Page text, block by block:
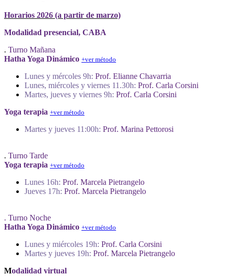
Horarios 2026 (a partir de marzo)
Modalidad presencial, CABA
. Turno Mañana
Hatha Yoga Dinámico +ver método
Lunes y mércoles 9h: Prof. Elianne Chavarria
Lunes, miércoles y viernes 11.30h: Prof. Carla Corsini
Martes, jueves y viernes 9h: Prof. Carla Corsini
Yoga terapia +ver método
Martes y jueves 11:00h: Prof. Marina Pettorosi
. Turno Tarde
Yoga terapia +ver método
Lunes 16h: Prof. Marcela Pietrangelo
Jueves 17h: Prof. Marcela Pietrangelo
. Turno Noche
Hatha Yoga Dinámico +ver método
Lunes y miércoles 19h: Prof. Carla Corsini
Martes y jueves 19h: Prof. Marcela Pietrangelo
Modalidad virtual